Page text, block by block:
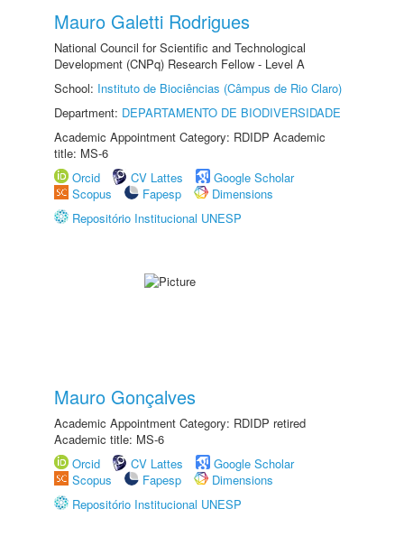
Mauro Galetti Rodrigues
National Council for Scientific and Technological
Development (CNPq) Research Fellow - Level A
School: Instituto de Biociências (Câmpus de Rio Claro)
Department: DEPARTAMENTO DE BIODIVERSIDADE
Academic Appointment Category: RDIDP Academic
title: MS-6
Orcid
CV Lattes
Google Scholar
Scopus
Fapesp
Dimensions
Repositório Institucional UNESP
Mauro Gonçalves
Academic Appointment Category: RDIDP retired
Academic title: MS-6
Orcid
CV Lattes
Google Scholar
Scopus
Fapesp
Dimensions
Repositório Institucional UNESP